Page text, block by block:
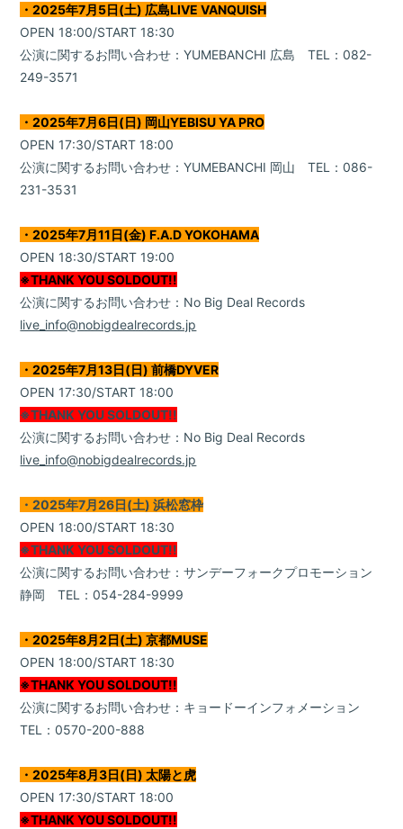
Goods
Contact
・2025年7月5日(土) 広島LIVE VANQUISH
OPEN 18:00/START 18:30
公演に関するお問い合わせ：YUMEBANCHI 広島 TEL：082-
249-3571
・2025年7月6日(日) 岡山YEBISU YA PRO
OPEN 17:30/START 18:00
公演に関するお問い合わせ：YUMEBANCHI 岡山 TEL：086-
231-3531
・2025年7月11日(金) F.A.D YOKOHAMA
OPEN 18:30/START 19:00
※THANK YOU SOLDOUT!!
公演に関するお問い合わせ：No Big Deal Records
live_info@nobigdealrecords.jp
・2025年7月13日(日) 前橋DYVER
OPEN 17:30/START 18:00
※THANK YOU SOLDOUT!!
公演に関するお問い合わせ：No Big Deal Records
live_info@nobigdealrecords.jp
・2025年7月26日(土) 浜松窓枠
OPEN 18:00/START 18:30
※THANK YOU SOLDOUT!!
公演に関するお問い合わせ：サンデーフォークプロモーション
静岡 TEL：054-284-9999
・2025年8月2日(土) 京都MUSE
OPEN 18:00/START 18:30
※THANK YOU SOLDOUT!!
公演に関するお問い合わせ：キョードーインフォメーション
TEL：0570-200-888
・2025年8月3日(日) 太陽と虎
OPEN 17:30/START 18:00
※THANK YOU SOLDOUT!!